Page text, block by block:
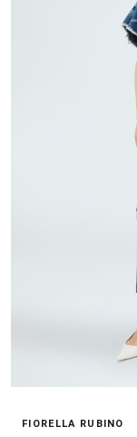
FIORELLA RUBINO